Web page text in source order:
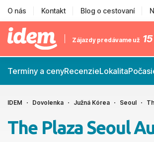
O nás Kontakt Blog o cestovaní
Zájazdy predávame už 15
Termíny a cenyRecenzieLokalita
IDEM Dovolenka Južná Kórea Seoul
The Plaza Seoul